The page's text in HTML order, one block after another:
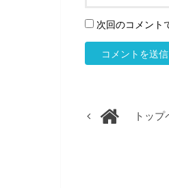
次回のコメント
トッ